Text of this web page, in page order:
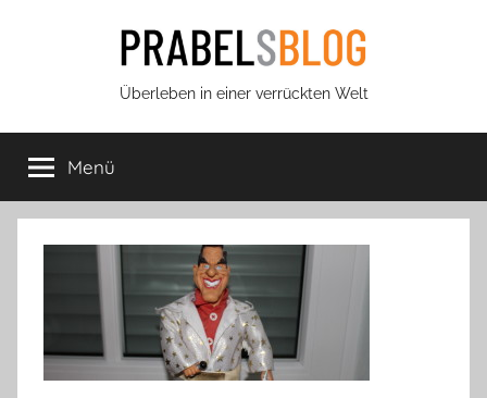
Prabels
Blog
Überleben in einer verrückten Welt
Menü